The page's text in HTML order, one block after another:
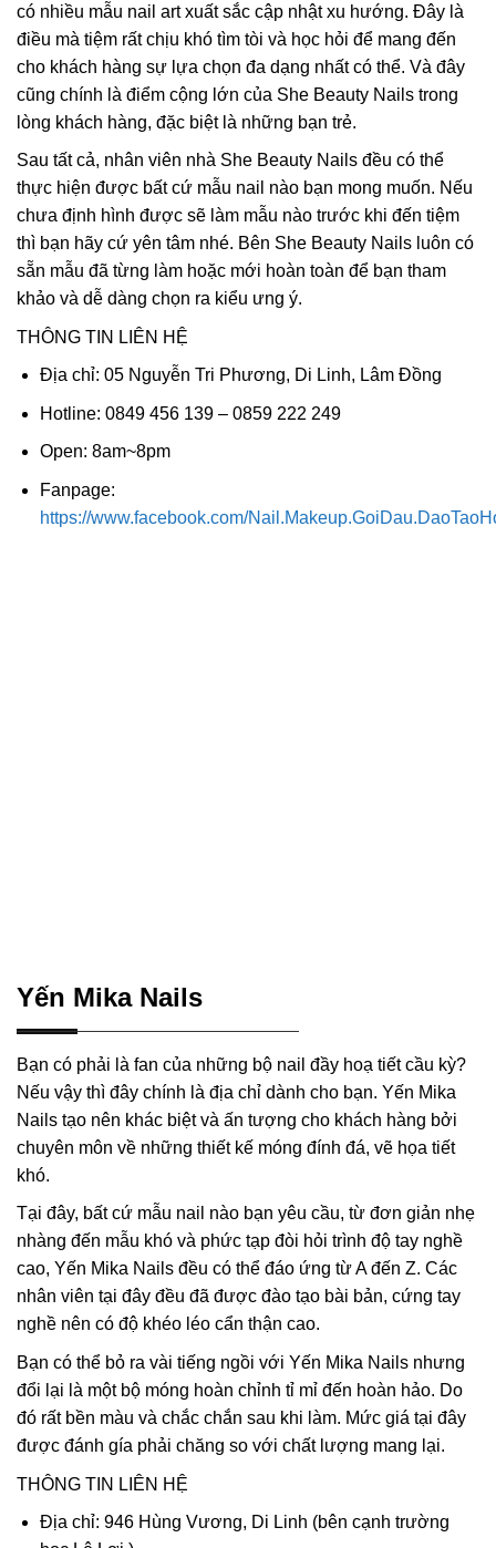
có nhiều mẫu nail art xuất sắc cập nhật xu hướng. Đây là
điều mà tiệm rất chịu khó tìm tòi và học hỏi để mang đến
cho khách hàng sự lựa chọn đa dạng nhất có thể. Và đây
cũng chính là điểm cộng lớn của She Beauty Nails trong
lòng khách hàng, đặc biệt là những bạn trẻ.
Sau tất cả, nhân viên nhà She Beauty Nails đều có thể
thực hiện được bất cứ mẫu nail nào bạn mong muốn. Nếu
chưa định hình được sẽ làm mẫu nào trước khi đến tiệm
thì bạn hãy cứ yên tâm nhé. Bên She Beauty Nails luôn có
sẵn mẫu đã từng làm hoặc mới hoàn toàn để bạn tham
khảo và dễ dàng chọn ra kiểu ưng ý.
THÔNG TIN LIÊN HỆ
Địa chỉ: 05 Nguyễn Tri Phương, Di Linh, Lâm Đồng
Hotline: 0849 456 139 – 0859 222 249
Open: 8am~8pm
Fanpage:
https://www.facebook.com/
Yến Mika Nails
Bạn có phải là fan của những bộ nail đầy hoạ tiết cầu kỳ?
Nếu vậy thì đây chính là địa chỉ dành cho bạn. Yến Mika
Nails tạo nên khác biệt và ấn tượng cho khách hàng bởi
chuyên môn về những thiết kế móng đính đá, vẽ họa tiết
khó.
Tại đây, bất cứ mẫu nail nào bạn yêu cầu, từ đơn giản nhẹ
nhàng đến mẫu khó và phức tạp đòi hỏi trình độ tay nghề
cao, Yến Mika Nails đều có thể đáo ứng từ A đến Z. Các
nhân viên tại đây đều đã được đào tạo bài bản, cứng tay
nghề nên có độ khéo léo cẩn thận cao.
Bạn có thể bỏ ra vài tiếng ngồi với Yến Mika Nails nhưng
đổi lại là một bộ móng hoàn chỉnh tỉ mỉ đến hoàn hảo. Do
đó rất bền màu và chắc chắn sau khi làm. Mức giá tại đây
được đánh gía phải chăng so với chất lượng mang lại.
THÔNG TIN LIÊN HỆ
Địa chỉ: 946 Hùng Vương, Di Linh (bên cạnh trường